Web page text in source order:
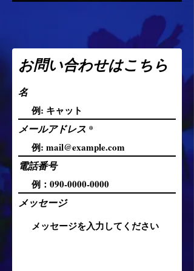
お問い合わせはこちら
名
メールアドレス
電話番号
メッセージ